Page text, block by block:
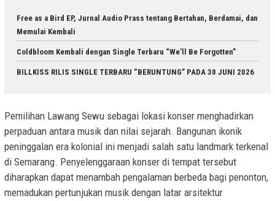
Free as a Bird EP, Jurnal Audio Prass tentang Bertahan, Berdamai, dan
Memulai Kembali
Coldbloom Kembali dengan Single Terbaru “We’ll Be Forgotten”
BILLKISS RILIS SINGLE TERBARU “BERUNTUNG” PADA 30 JUNI 2026
Pemilihan Lawang Sewu sebagai lokasi konser menghadirkan
perpaduan antara musik dan nilai sejarah. Bangunan ikonik
peninggalan era kolonial ini menjadi salah satu landmark terkenal
di Semarang. Penyelenggaraan konser di tempat tersebut
diharapkan dapat menambah pengalaman berbeda bagi penonton,
memadukan pertunjukan musik dengan latar arsitektur